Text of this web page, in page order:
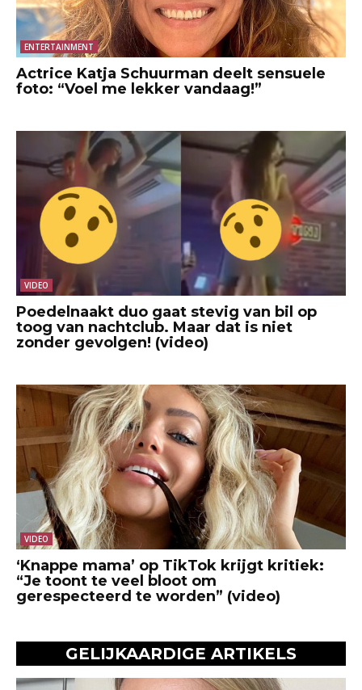
ENTERTAINMENT
Actrice Katja Schuurman deelt sensuele
foto: “Voel me lekker vandaag!”
VIDEO
Poedelnaakt duo gaat stevig van bil op
toog van nachtclub. Maar dat is niet
zonder gevolgen! (video)
VIDEO
‘Knappe mama’ op TikTok krijgt kritiek:
“Je toont te veel bloot om
gerespecteerd te worden” (video)
GELIJKAARDIGE ARTIKELS